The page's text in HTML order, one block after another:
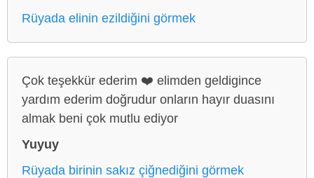
Rüyada elinin ezildiğini görmek
Çok teşekkür ederim ❤️ elimden geldigince
yardım ederim doğrudur onların hayır duasını
almak beni çok mutlu ediyor
Yuyuy
Rüyada birinin sakız çiğnediğini görmek